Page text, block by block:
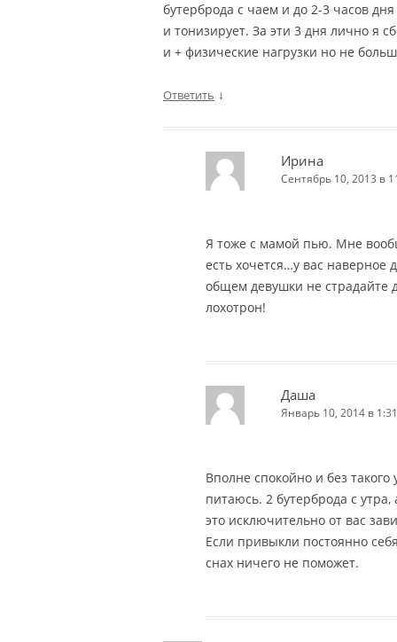
бутерброда с чаем и до 2-3 часов
и тонизирует. За эти 3 дня лично я
и + физические нагрузки но не
Ответить ↓
Ирина
Сентябрь 10, 2013 в
Я тоже с мамой пью. Мне
есть хочется…у вас наверное
общем девушки не страдайте
лохотрон!
Даша
Январь 10, 2014 в
Вполне спокойно и без
питаюсь. 2 бутерброда с
это исключительно от вас
Если привыкли постоянно
снах ничего не поможет.